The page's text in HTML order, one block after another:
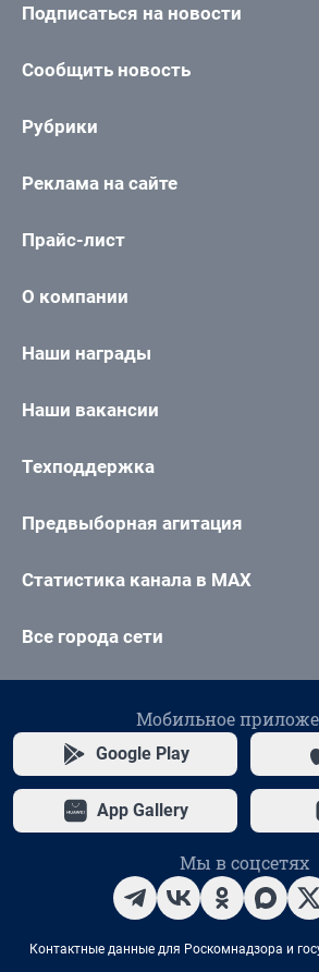
Подписаться на новости
Сообщить новость
Рубрики
Реклама на сайте
Прайс-лист
О компании
Наши награды
Наши вакансии
Техподдержка
Предвыборная агитация
Статистика канала в MAX
Все города сети
Мобильное
Google Play
App Gallery
Мы в соцсетях
Контактные данные для Роскомнадзора и